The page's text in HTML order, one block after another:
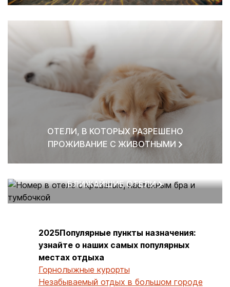
ОТЕЛИ, В КОТОРЫХ РАЗРЕШЕНО
ПРОЖИВАНИЕ С ЖИВОТНЫМИ
БЛИЖАЙШИЕ ОТЕЛИ
2025Популярные пункты назначения:
узнайте о наших самых популярных
местах отдыха
Горнолыжные курорты
Незабываемый отдых в большом городе